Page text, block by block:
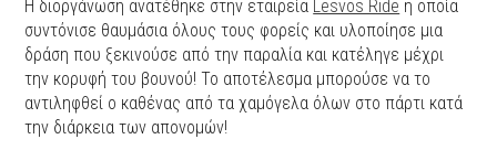
Η διοργάνωση ανατέθηκε στην εταιρεία Lesvos Ride η οποία
συντόνισε θαυμάσια όλους τους φορείς και υλοποίησε μια
δράση που ξεκινούσε από την παραλία και κατέληγε μέχρι
την κορυφή του βουνού! Το αποτέλεσμα μπορούσε να το
αντιληφθεί ο καθένας από τα χαμόγελα όλων στο πάρτι κατά
την διάρκεια των απονομών!